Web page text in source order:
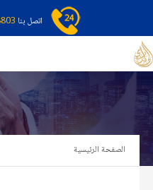
اتصل بنا
الصفحة الرئيسية